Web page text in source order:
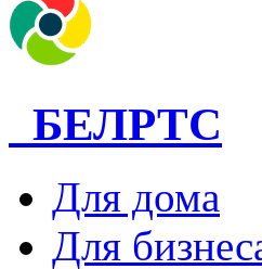
БЕЛРТС
Для дома
Для